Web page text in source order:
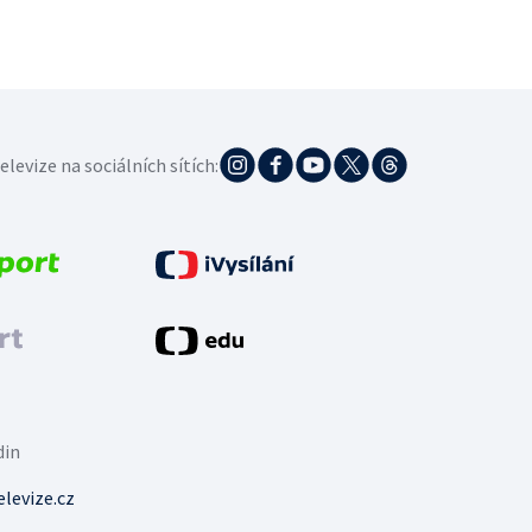
na sociálních sítích: